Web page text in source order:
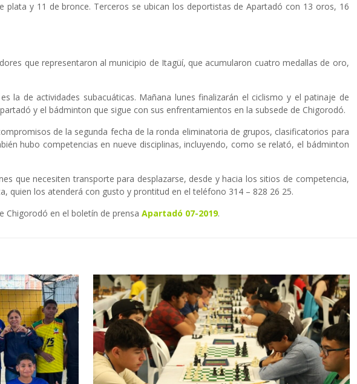
y 11 de bronce. Terceros se ubican los deportistas de Apartadó con 13 oros, 16
que representaron al municipio de Itagüí, que acumularon cuatro medallas de oro,
la de actividades subacuáticas. Mañana lunes finalizarán el ciclismo y el patinaje de
y el bádminton que sigue con sus enfrentamientos en la subsede de Chigorodó.
de la segunda fecha de la ronda eliminatoria de grupos, clasificatorios para
hubo competencias en nueve disciplinas, incluyendo, como se relató, el bádminton
que necesiten transporte para desplazarse, desde y hacia los sitios de competencia,
quien los atenderá con gusto y prontitud en el teléfono 314 – 828 26 25.
Chigorodó en el boletín de prensaApartadó 07-2019.